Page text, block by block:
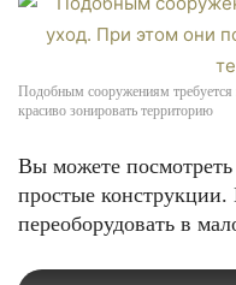
Подобным сооружениям
красиво зонировать территорию
Вы можете
простые
переоборудовать в